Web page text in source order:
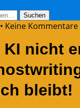
Keine Kommentare
KI nicht
bleibt!